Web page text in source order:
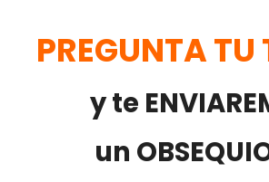
PREGUNTA TU
y te
un